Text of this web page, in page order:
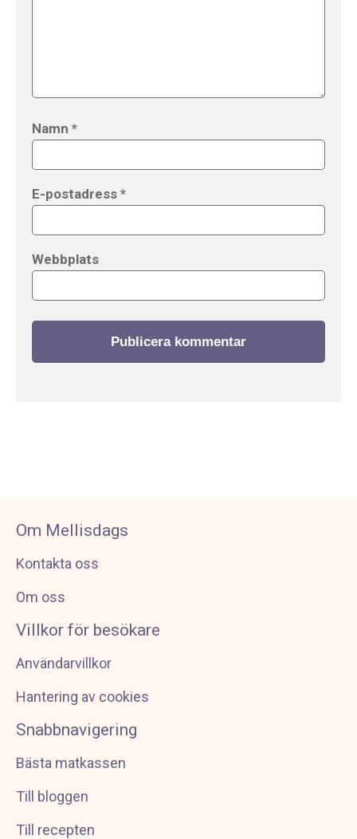
Namn *
E-postadress *
Webbplats
Om Mellisdags
Kontakta oss
Om oss
Villkor för besökare
Användarvillkor
Hantering av cookies
Snabbnavigering
Bästa matkassen
Till bloggen
Till recepten